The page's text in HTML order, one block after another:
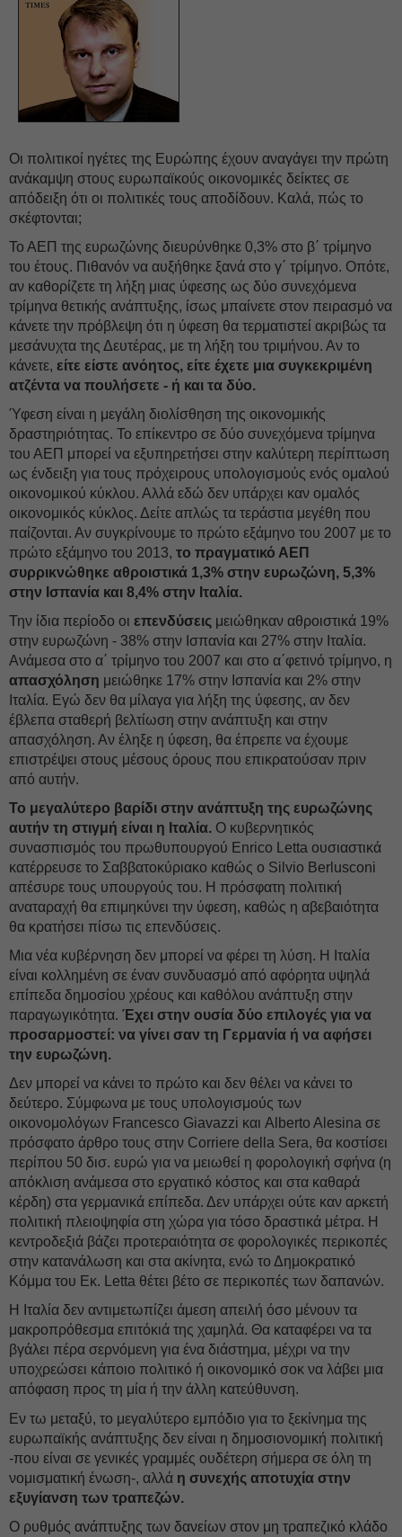
Οι πολιτικοί ηγέτες της Ευρώπης έχουν αναγάγει την πρώτη
ανάκαμψη στους ευρωπαϊκούς οικονομικές δείκτες σε
απόδειξη ότι οι πολιτικές τους αποδίδουν. Καλά, πώς το
σκέφτονται;
Το ΑΕΠ της ευρωζώνης διευρύνθηκε 0,3% στο β΄ τρίμηνο
του έτους. Πιθανόν να αυξήθηκε ξανά στο γ΄ τρίμηνο. Οπότε,
αν καθορίζετε τη λήξη μιας ύφεσης ως δύο συνεχόμενα
τρίμηνα θετικής ανάπτυξης, ίσως μπαίνετε στον πειρασμό να
κάνετε την πρόβλεψη ότι η ύφεση θα τερματιστεί ακριβώς τα
μεσάνυχτα της Δευτέρας, με τη λήξη του τριμήνου. Αν το
κάνετε, είτε είστε ανόητος, είτε έχετε μια συγκεκριμένη
ατζέντα να πουλήσετε - ή και τα δύο.
Ύφεση είναι η μεγάλη διολίσθηση της οικονομικής
δραστηριότητας. Το επίκεντρο σε δύο συνεχόμενα τρίμηνα
του ΑΕΠ μπορεί να εξυπηρετήσει στην καλύτερη περίπτωση
ως ένδειξη για τους πρόχειρους υπολογισμούς ενός ομαλού
οικονομικού κύκλου. Αλλά εδώ δεν υπάρχει καν ομαλός
οικονομικός κύκλος. Δείτε απλώς τα τεράστια μεγέθη που
παίζονται. Αν συγκρίνουμε το πρώτο εξάμηνο του 2007 με το
πρώτο εξάμηνο του 2013, το πραγματικό ΑΕΠ
συρρικνώθηκε αθροιστικά 1,3% στην ευρωζώνη, 5,3%
στην Ισπανία και 8,4% στην Ιταλία.
Την ίδια περίοδο οι επενδύσεις μειώθηκαν αθροιστικά 19%
στην ευρωζώνη - 38% στην Ισπανία και 27% στην Ιταλία.
Ανάμεσα στο α΄ τρίμηνο του 2007 και στο α΄φετινό τρίμηνο, η
απασχόληση μειώθηκε 17% στην Ισπανία και 2% στην
Ιταλία. Εγώ δεν θα μίλαγα για λήξη της ύφεσης, αν δεν
έβλεπα σταθερή βελτίωση στην ανάπτυξη και στην
απασχόληση. Αν έληξε η ύφεση, θα έπρεπε να έχουμε
επιστρέψει στους μέσους όρους που επικρατούσαν πριν
από αυτήν.
Το μεγαλύτερο βαρίδι στην ανάπτυξη της ευρωζώνης
αυτήν τη στιγμή είναι η Ιταλία. Ο κυβερνητικός
συνασπισμός του πρωθυπουργού Enrico Letta ουσιαστικά
κατέρρευσε το Σαββατοκύριακο καθώς ο Silvio Berlusconi
απέσυρε τους υπουργούς του. Η πρόσφατη πολιτική
αναταραχή θα επιμηκύνει την ύφεση, καθώς η αβεβαιότητα
θα κρατήσει πίσω τις επενδύσεις.
Μια νέα κυβέρνηση δεν μπορεί να φέρει τη λύση. Η Ιταλία
είναι κολλημένη σε έναν συνδυασμό από αφόρητα υψηλά
επίπεδα δημοσίου χρέους και καθόλου ανάπτυξη στην
παραγωγικότητα. Έχει στην ουσία δύο επιλογές για να
προσαρμοστεί: να γίνει σαν τη Γερμανία ή να αφήσει
την ευρωζώνη.
Δεν μπορεί να κάνει το πρώτο και δεν θέλει να κάνει το
δεύτερο. Σύμφωνα με τους υπολογισμούς των
οικονομολόγων Francesco Giavazzi και Alberto Alesina σε
πρόσφατο άρθρο τους στην Corriere della Sera, θα κοστίσει
περίπου 50 δισ. ευρώ για να μειωθεί η φορολογική σφήνα (η
απόκλιση ανάμεσα στο εργατικό κόστος και στα καθαρά
κέρδη) στα γερμανικά επίπεδα. Δεν υπάρχει ούτε καν αρκετή
πολιτική πλειοψηφία στη χώρα για τόσο δραστικά μέτρα. Η
κεντροδεξιά βάζει προτεραιότητα σε φορολογικές περικοπές
στην κατανάλωση και στα ακίνητα, ενώ το Δημοκρατικό
Κόμμα του Εκ. Letta θέτει βέτο σε περικοπές των δαπανών.
Η Ιταλία δεν αντιμετωπίζει άμεση απειλή όσο μένουν τα
μακροπρόθεσμα επιτόκιά της χαμηλά. Θα καταφέρει να τα
βγάλει πέρα σερνόμενη για ένα διάστημα, μέχρι να την
υποχρεώσει κάποιο πολιτικό ή οικονομικό σοκ να λάβει μια
απόφαση προς τη μία ή την άλλη κατεύθυνση.
Εν τω μεταξύ, το μεγαλύτερο εμπόδιο για το ξεκίνημα της
ευρωπαϊκής ανάπτυξης δεν είναι η δημοσιονομική πολιτική
-που είναι σε γενικές γραμμές ουδέτερη σήμερα σε όλη τη
νομισματική ένωση-, αλλά η συνεχής αποτυχία στην
εξυγίανση των τραπεζών.
Ο ρυθμός ανάπτυξης των δανείων στον μη τραπεζικό κλάδο